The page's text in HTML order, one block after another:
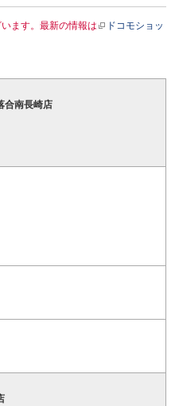
ます。最新の情報は
ドコモショッ
合南長崎店